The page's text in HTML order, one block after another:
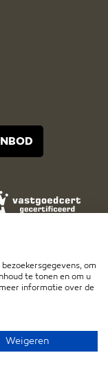
om
te tonen en om u
informatie over de
Weigeren